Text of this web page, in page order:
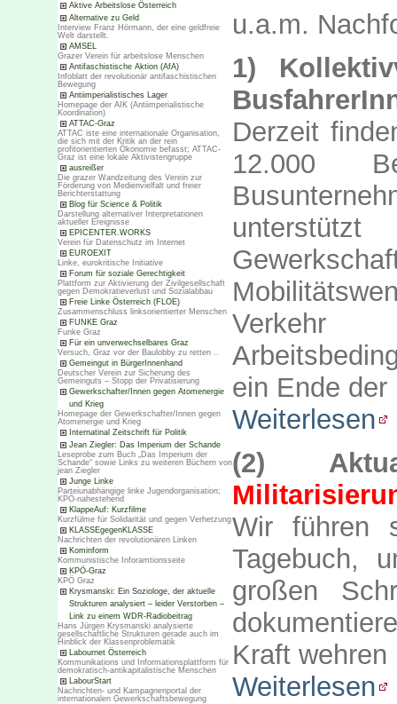
Aktive Arbeitslose Österreich
Alternative zu Geld
Interview Franz Hörmann, der eine geldfreie
Welt darstellt.
AMSEL
Grazer Verein für arbeitslose Menschen
Antifaschistische Aktion (AfA)
Infoblatt der revolutionär antifaschistischen
Bewegung
Antiimperialistisches Lager
Homepage der AIK (Antiimperialistische
Koordination)
ATTAC-Graz
ATTAC iste eine internationale Organisation,
die sich mit der Kritik an der rein
profitorientierten Ökonomie befasst; ATTAC-
Graz ist eine lokale Aktivistengruppe
ausreißer
Die grazer Wandzeitung des Verein zur
Förderung von Medienvielfalt und freier
Berichterstattung
Blog für Science & Politik
Darstellung alternativer Interpretationen
aktueller Ereignisse
EPICENTER.WORKS
Verein für Datenschutz im Internet
EUROEXIT
Linke, eurokritische Initiative
Forum für soziale Gerechtigkeit
Plattform zur Aktivierung der Zivilgesellschaft
gegen Demokratieverlust und Sozialabbau
Freie Linke Österreich (FLOE)
Zusammenschluss linksorientierter Menschen
FUNKE Graz
Funke Graz
Für ein unverwechselbares Graz
Versuch, Graz vor der Baulobby zu retten ..
Gemeingut in BürgerInnenhand
Deutscher Verein zur Sicherung des
Gemeinguts – Stopp der Privatisierung
Gewerkschafter/Innen gegen Atomenergie
und Krieg
Homepage der Gewerkschafter/Innen gegen
Atomenergie und Krieg
Internatinal Zeitschrift für Politik
Jean Ziegler: Das Imperium der Schande
Leseprobe zum Buch „Das Imperium der
Schande“ sowie Links zu weiteren Büchern von
jean Ziegler
Junge Linke
Parteiunabhängige linke Jugendorganisation;
KPÖ-nahestehend
KlappeAuf: Kurzfilme
Kurzfülme für Solidarität und gegen Verhetzung
KLASSEgegenKLASSE
Nachrichten der revolutionären Linken
Kominform
Kommunistische Inforamtionsseite
KPÖ-Graz
KPÖ Graz
Krysmanski: Ein Soziologe, der aktuelle
Strukturen analysiert – leider Verstorben –
Link zu einem WDR-Radiobeitrag
Hans Jürgen Krysmanski analysierte
gesellschaftliche Strukturen gerade auch im
Hinblick der Klassenproblematik
Labournet Österreich
Kommunikations und Informationsplattform für
demokratisch-antikapitalistische Menschen
LabourStart
Nachrichten- und Kampagnenportal der
internationalen Gewerkschaftsbewegung
u.a.m.
1)
Derzeit
12.000
ein Ende
Weiterlesen
(2)
Wir führen
Tagebuch,
großen
Kraft wehren
Weiterlesen